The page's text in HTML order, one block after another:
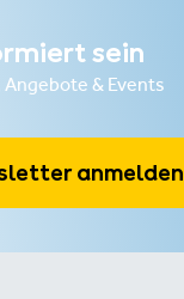
sein
& Events
anmelden